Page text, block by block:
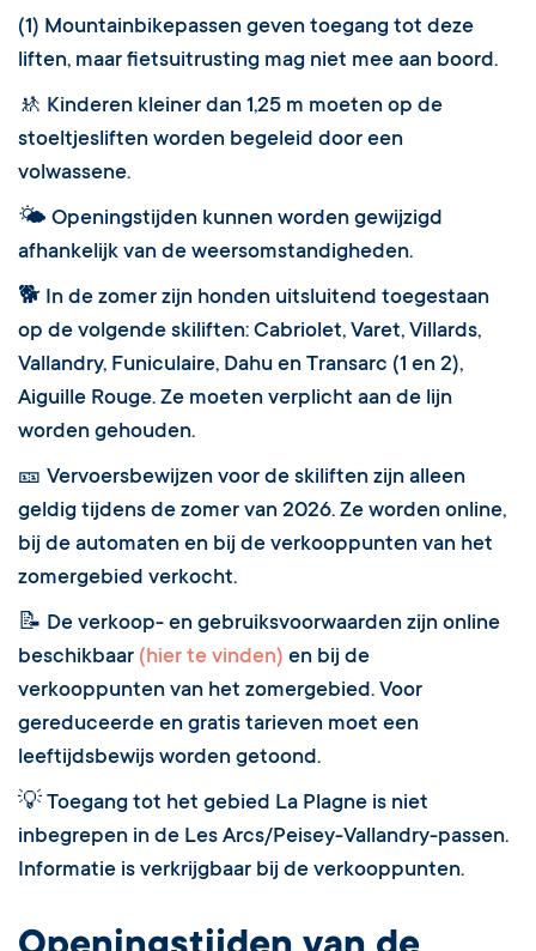
(1) Mountainbikepassen geven toegang tot deze
liften, maar fietsuitrusting mag niet mee aan boord.
🚸 Kinderen kleiner dan 1,25 m moeten op de
stoeltjesliften worden begeleid door een
volwassene.
🌤 Openingstijden kunnen worden gewijzigd
afhankelijk van de weersomstandigheden.
🐕 In de zomer zijn honden uitsluitend toegestaan
op de volgende skiliften: Cabriolet, Varet, Villards,
Vallandry, Funiculaire, Dahu en Transarc (1 en 2),
Aiguille Rouge. Ze moeten verplicht aan de lijn
worden gehouden.
🎫 Vervoersbewijzen voor de skiliften zijn alleen
geldig tijdens de zomer van 2026. Ze worden online,
bij de automaten en bij de verkooppunten van het
zomergebied verkocht.
📝 De verkoop- en gebruiksvoorwaarden zijn online
beschikbaar (hier te vinden) en bij de
verkooppunten van het zomergebied. Voor
gereduceerde en gratis tarieven moet een
leeftijdsbewijs worden getoond.
💡 Toegang tot het gebied La Plagne is niet
inbegrepen in de Les Arcs/Peisey-Vallandry-passen.
Informatie is verkrijgbaar bij de verkooppunten.